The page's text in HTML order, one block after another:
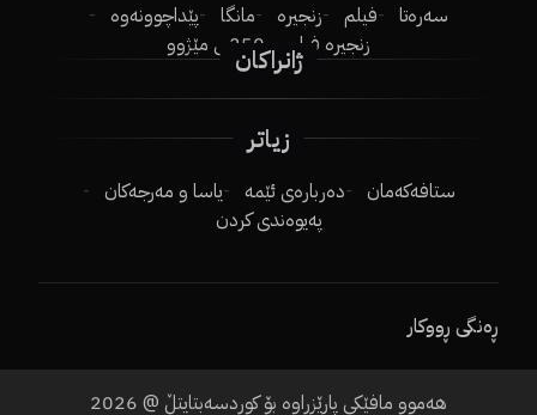
سەرەتا فیلم زنجیرە مانگا
پێداچوونەوە
زنجیرە فیلم
250ـی مێژوو
ژانراکان
زیاتر
ستافەکەمان دەربارەی ئێمە
یاسا و مەرجەکان
پەیوەندی کردن
ڕەنگی ڕووکار
هەموو مافێکی پارێزراوە بۆ کوردسەبتایتڵ @ 2026